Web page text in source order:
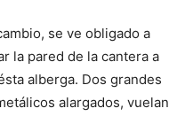
se ve obligado a
la pared de la cantera a
alberga. Dos grandes
alargados, vuelan